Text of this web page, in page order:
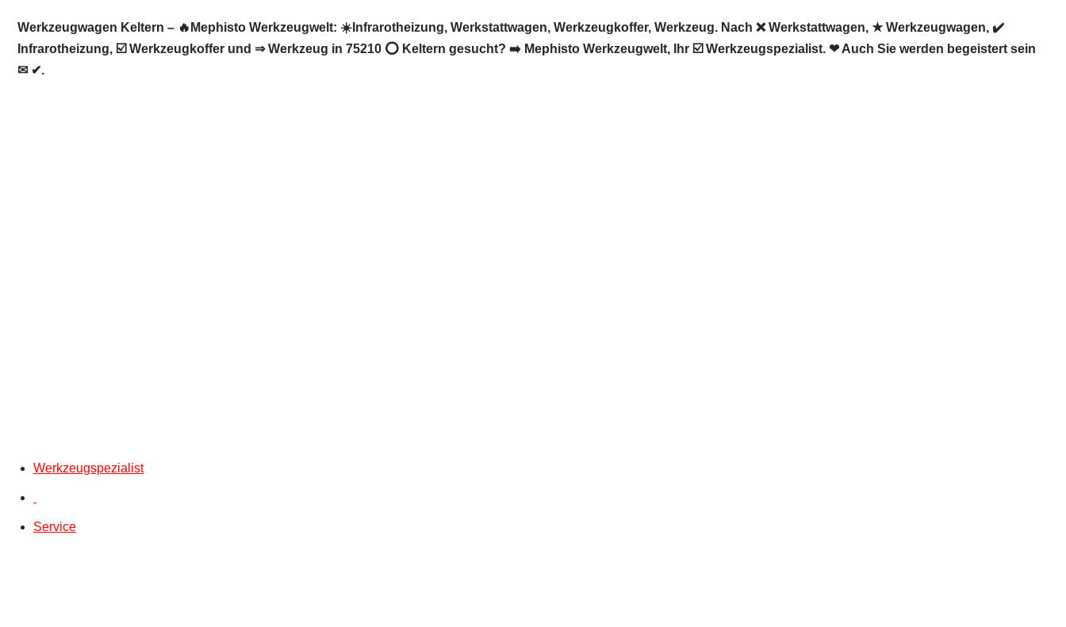
Werkzeugwagen Keltern – 🔥Mephisto Werkzeugwelt: ☀️Infrarotheizung, Werkstattwagen, Werkzeugkoffer, Werkzeug. Nach ❌ Werkstattwagen, ★ Werkzeugwagen, ✔️
Infrarotheizung, ☑️ Werkzeugkoffer und ⇒ Werkzeug in 75210 ⭕ Keltern gesucht? ➡️ Mephisto Werkzeugwelt, Ihr ☑️ Werkzeugspezialist. ❤ Auch Sie werden begeistert sein
✉ ✔.
Werkzeugspezialist
Service